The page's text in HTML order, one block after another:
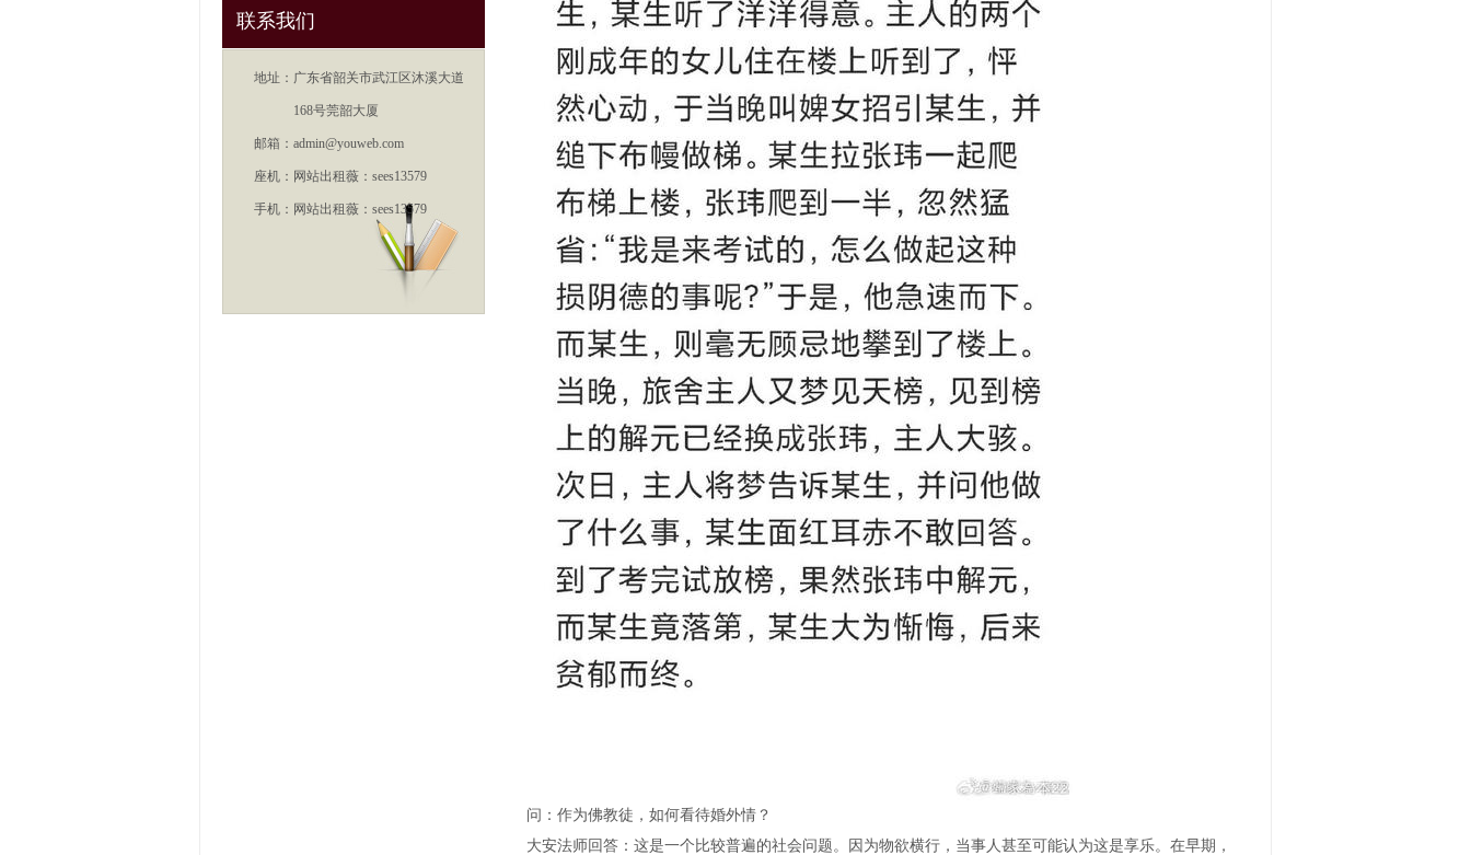
联系我们
地址： 广东省韶关市武江区沐溪大道
168号莞韶大厦
邮箱： admin@youweb.com
座机： 网站出租薇：sees13579
手机： 网站出租薇：sees13579
问：作为佛教徒，如何看待婚外情？
大安法师回答：这是一个比较普遍的社会问题。因为物欲横行，当事人甚至可能认为这是享乐。在早期，